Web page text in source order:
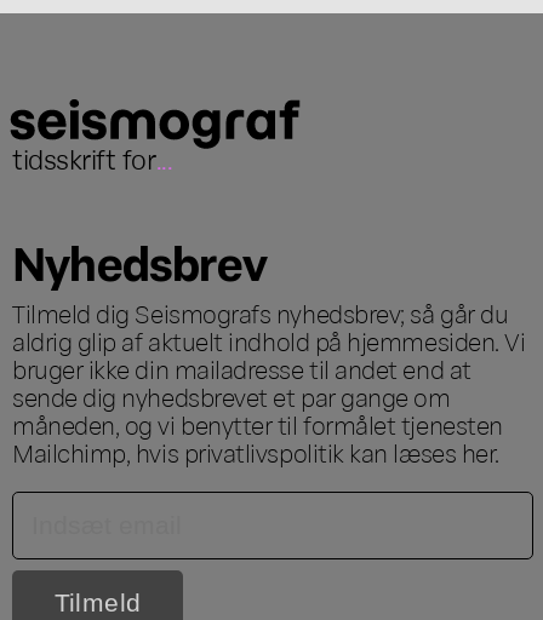
tidsskrift for...
Nyhedsbrev
Tilmeld dig Seismografs nyhedsbrev; så går du
aldrig glip af aktuelt indhold på hjemmesiden. Vi
bruger ikke din mailadresse til andet end at
sende dig nyhedsbrevet et par gange om
måneden, og vi benytter til formålet tjenesten
Mailchimp, hvis privatlivspolitik kan læses her.